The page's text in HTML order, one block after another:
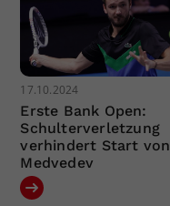
17.10.2024
Erste Bank Open:
Schulterverletzung
verhindert Start von
Medvedev